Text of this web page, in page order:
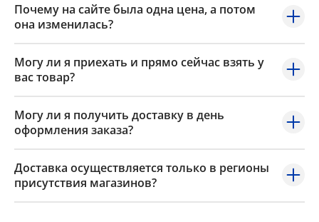
Почему на сайте была одна цена, а потом
она изменилась?
Могу ли я приехать и прямо сейчас взять у
вас товар?
Могу ли я получить доставку в день
оформления заказа?
Доставка осуществляется только в регионы
присутствия магазинов?